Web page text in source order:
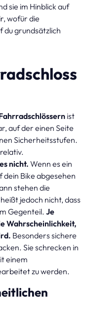
sie im Hinblick auf
wofür die
du grundsätzlich
ist
auf der einen Seite
Sicherheitsstufen.
nicht.Wenn es ein
Bike abgesehen
stehen die
jedoch nicht, dass
Gegenteil. Je
Wahrscheinlichkeit,
Besonders sichere
Sie schrecken in
einem
zu werden.